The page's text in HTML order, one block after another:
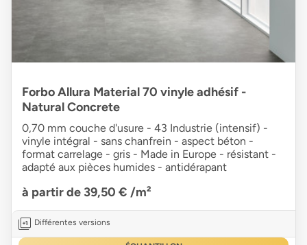
Forbo Allura Material 70 vinyle adhésif -
Natural Concrete
0,70 mm couche d'usure - 43 Industrie (intensif) -
vinyle intégral - sans chanfrein - aspect béton -
format carrelage - gris - Made in Europe - résistant -
adapté aux pièces humides - antidérapant
à partir de 39,50 € /m²
Différentes versions